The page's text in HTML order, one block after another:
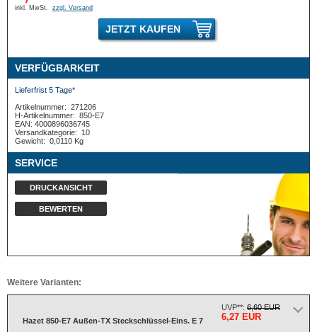
inkl. MwSt. zzgl. Versand
JETZT KAUFEN
VERFÜGBARKEIT
Lieferfrist 5 Tage*
Artikelnummer: 271206
H-Artikelnummer: 850-E7
EAN: 4000896036745
Versandkategorie:
10
Gewicht: 0,0110 Kg
SERVICE
DRUCKANSICHT
BEWERTEN
Weitere Varianten:
Hazet 850-E7 Außen-TX Steckschlüssel-Eins. E 7
UVP**: 6,60 EUR
6,27 EUR